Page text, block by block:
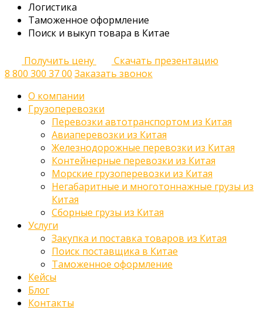
Логистика
Таможенное оформление
Поиск и выкуп товара в Китае
Получить цену
Скачать презентацию
8 800 300 37 00 Заказать звонок
О компании
Грузоперевозки
Перевозки автотранспортом из Китая
Авиаперевозки из Китая
Железнодорожные перевозки из Китая
Контейнерные перевозки из Китая
Морские грузоперевозки из Китая
Негабаритные и многотоннажные грузы из
Китая
Сборные грузы из Китая
Услуги
Закупка и поставка товаров из Китая
Поиск поставщика в Китае
Таможенное оформление
Кейсы
Блог
Контакты